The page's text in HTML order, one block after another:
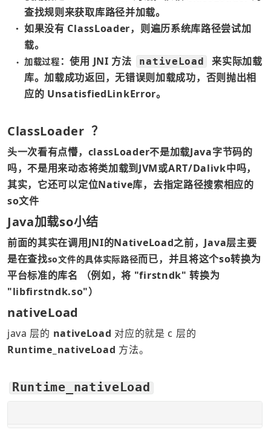
查找规则来获取库路径并加载。
●
如果没有 ClassLoader，则遍历系统库路径尝试加
载。
● 加载过程 ：使用 JNI 方法 nativeLoad
来实际加载
库。加载成功返回，无错误则加载成功，否则抛出相
应的 UnsatisfiedLinkError。
ClassLoader  ？
头一次看有点懵，classLoader不是加载Java字节码的
吗，不是用来动态将类加载到JVM或ART/Dalivk中吗，
其实，它还可以定位Native库，去指定路径搜索相应的
so文件
Java加载so小结
前面的其实在调用JNI的NativeLoad之前，Java层主要
是在查找so文件的具体实际路径而已，并且将这个so转换为
平台标准的库名 （例如，将 "firstndk" 转换为
"libfirstndk.so"）
nativeLoad
java 层的 nativeLoad 对应的就是 c 层的
Runtime_nativeLoad 方法。
Runtime_nativeLoad